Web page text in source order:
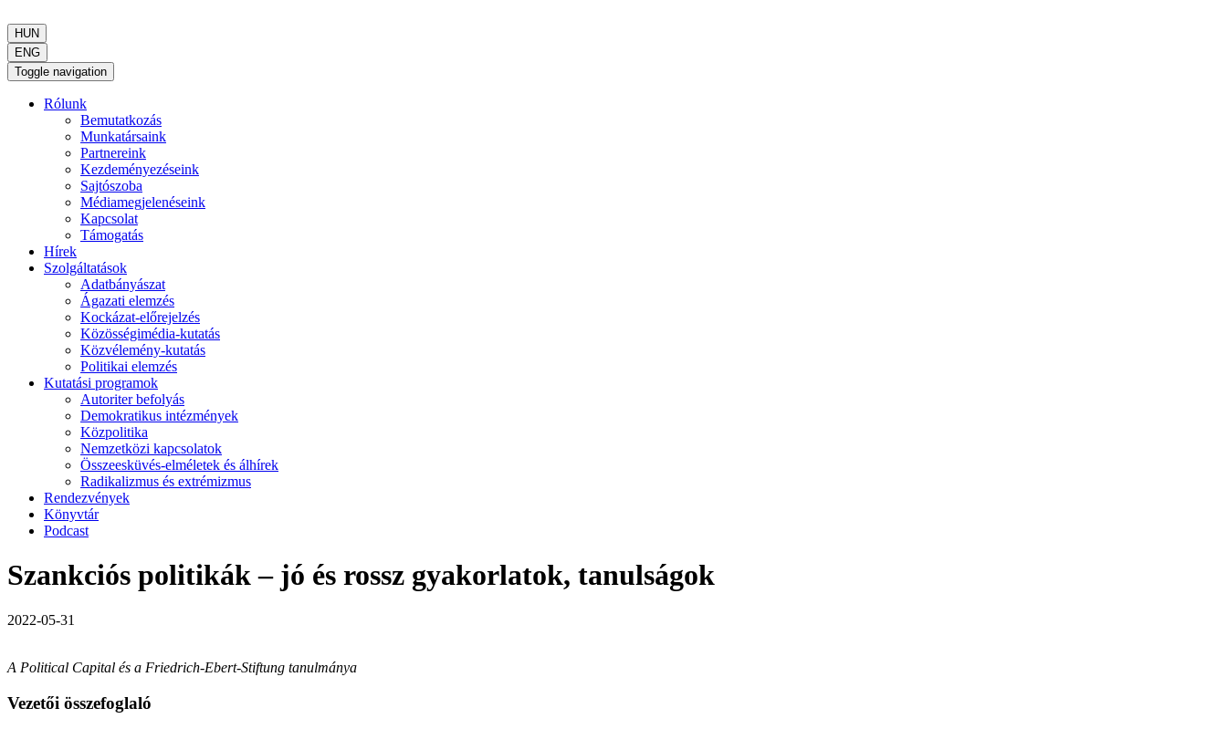
HUN
ENG
Toggle navigation
Rólunk
Bemutatkozás
Munkatársaink
Partnereink
Kezdeményezéseink
Sajtószoba
Médiamegjelenéseink
Kapcsolat
Támogatás
Hírek
Szolgáltatások
Adatbányászat
Ágazati elemzés
Kockázat-előrejelzés
Közösségimédia-kutatás
Közvélemény-kutatás
Politikai elemzés
Kutatási programok
Autoriter befolyás
Demokratikus intézmények
Közpolitika
Nemzetközi kapcsolatok
Összeesküvés-elméletek és álhírek
Radikalizmus és extrémizmus
Rendezvények
Könyvtár
Podcast
Szankciós politikák – jó és rossz gyakorlatok, tanulságok
2022-05-31
A Political Capital és a Friedrich-Ebert-Stiftung tanulmánya
Vezetői összefoglaló